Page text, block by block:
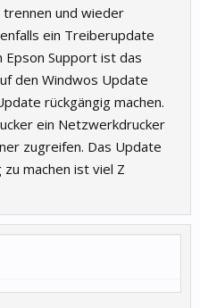
und wieder
ein Treiberupdate
Epson Support ist das
den Windwos Update
rückgängig machen.
ein Netzwerkdrucker
zugreifen. Das Update
machen ist viel Z